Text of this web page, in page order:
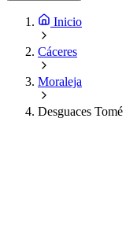
Inicio
Cáceres
Moraleja
Desguaces Tomé